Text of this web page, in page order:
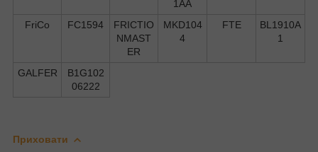
1AA
FriCo FC1594
FRICTIO
NMAST
ER
MKD104
4
FTE
BL1910A
1
GALFER
B1G102
06222
Приховати